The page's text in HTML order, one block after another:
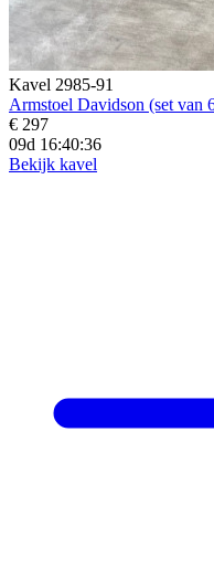
Kavel 2985-91
Armstoel Davidson (set van
€ 297
09d 16:40:34
Bekijk kavel